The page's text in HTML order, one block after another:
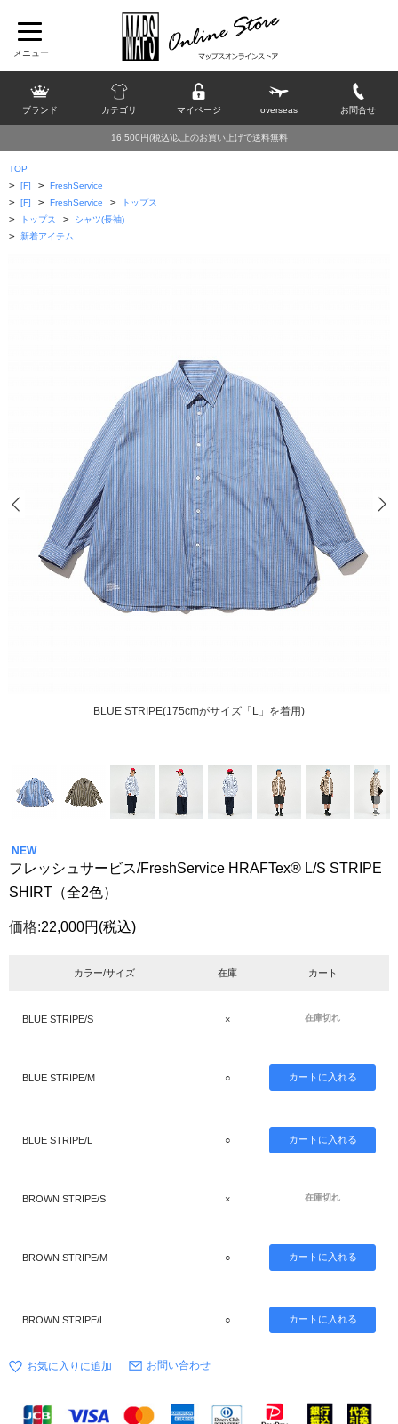
ブランド カテゴリ マイページ overseas お問合せ
16,500円(税込)以上のお買い上げで送料無料
TOP
> [F] > FreshService
> [F] > FreshService > トップス
> トップス > シャツ(長袖)
> 新着アイテム
BLUE STRIPE(175cmがサイズ「L」を着用)
NEW
フレッシュサービス/FreshService HRAFTex® L/S STRIPE
SHIRT（全2色）
価格:22,000円 (税込)
カラー/サイズ 在庫 カート
BLUE STRIPE/S × 在庫切れ
BLUE STRIPE/M ○
BLUE STRIPE/L ○
BROWN STRIPE/S × 在庫切れ
BROWN STRIPE/M ○
BROWN STRIPE/L ○
お問い合わせ